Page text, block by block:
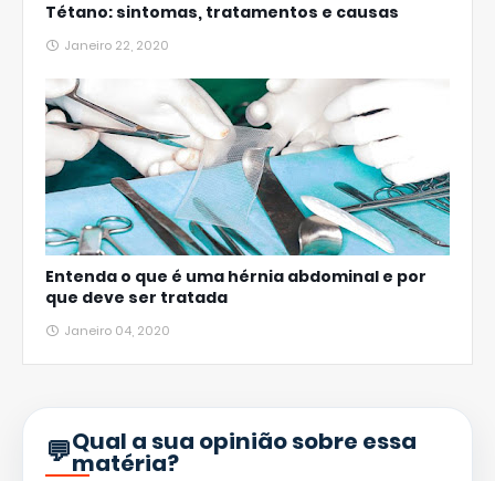
Tétano: sintomas, tratamentos e causas
Janeiro 22, 2020
Entenda o que é uma hérnia abdominal e por
que deve ser tratada
Janeiro 04, 2020
Qual a sua opinião sobre essa
matéria?